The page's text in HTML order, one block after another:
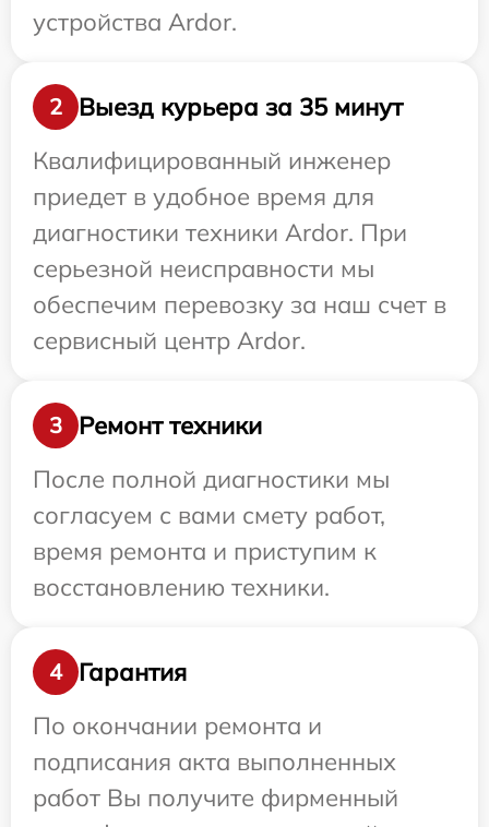
устройства Ardor.
2
Выезд курьера за 35 минут
Квалифицированный инженер
приедет в удобное время для
диагностики техники Ardor. При
серьезной неисправности мы
обеспечим перевозку за наш счет в
сервисный центр Ardor.
3
Ремонт техники
После полной диагностики мы
согласуем с вами смету работ,
время ремонта и приступим к
восстановлению техники.
4
Гарантия
По окончании ремонта и
подписания акта выполненных
работ Вы получите фирменный